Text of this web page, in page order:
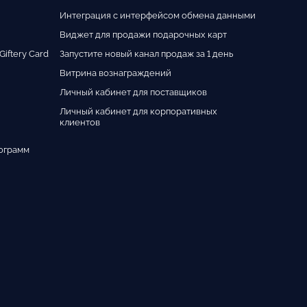
Card
Интеграция с интерфейсом обмена данными
Виджет для продажи подарочных карт
Запустите новый канал продаж за 1 день
Витрина вознаграждений
Личный кабинет для поставщиков
Личный кабинет для корпоративных
клиентов